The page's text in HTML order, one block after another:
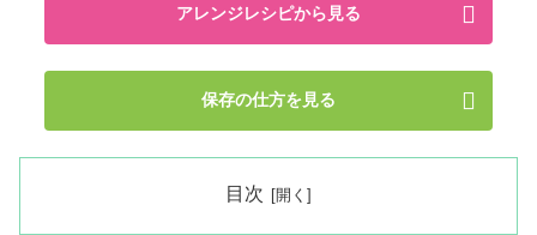
アレンジレシピから見る
保存の仕方を見る
目次